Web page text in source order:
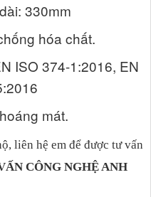
330mm
hóa chất.
ISO 374-1:2016, EN
mát.
liên hệ em để được tư vấn
CÔNG NGHỆ ANH